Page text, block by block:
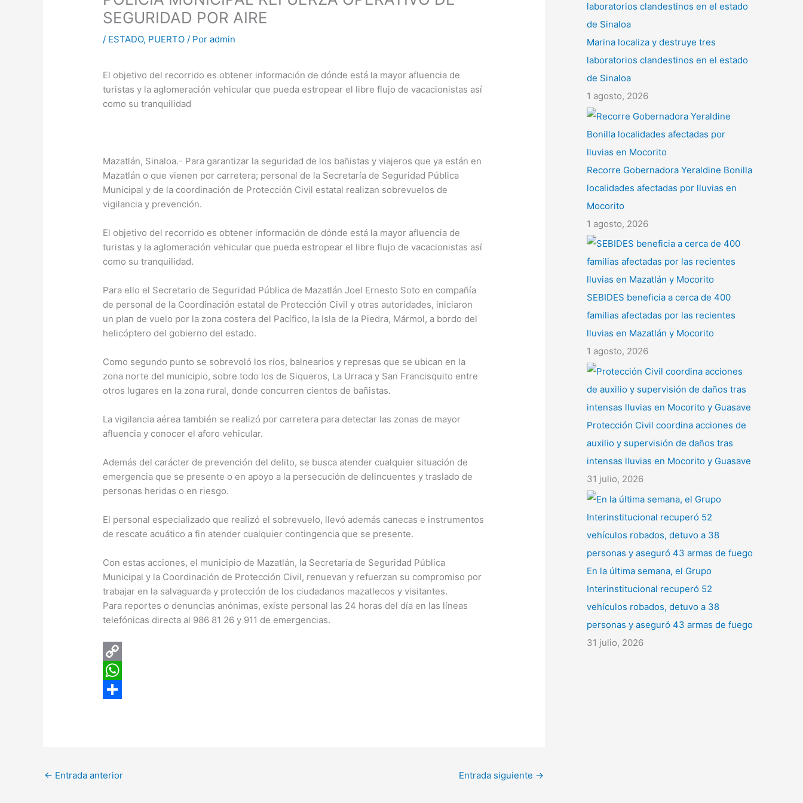
SEGURIDAD POR AIRE
/ ESTADO, PUERTO / Poradmin
El objetivo del recorrido es obtener información de dónde está la mayor afluencia de
turistas y la aglomeración vehicular que pueda estropear el libre flujo de vacacionistas así
como su tranquilidad
Mazatlán, Sinaloa.- Para garantizar la seguridad de los bañistas y viajeros que ya están en
Mazatlán o que vienen por carretera; personal de la Secretaría de Seguridad Pública
Municipal y de la coordinación de Protección Civil estatal realizan sobrevuelos de
vigilancia y prevención.
El objetivo del recorrido es obtener información de dónde está la mayor afluencia de
turistas y la aglomeración vehicular que pueda estropear el libre flujo de vacacionistas así
como su tranquilidad.
Para ello el Secretario de Seguridad Pública de Mazatlán Joel Ernesto Soto en compañía
de personal de la Coordinación estatal de Protección Civil y otras autoridades, iniciaron
un plan de vuelo por la zona costera del Pacífico, la Isla de la Piedra, Mármol, a bordo del
helicóptero del gobierno del estado.
Como segundo punto se sobrevoló los ríos, balnearios y represas que se ubican en la
zona norte del municipio, sobre todo los de Siqueros, La Urraca y San Francisquito entre
otros lugares en la zona rural, donde concurren cientos de bañistas.
La vigilancia aérea también se realizó por carretera para detectar las zonas de mayor
afluencia y conocer el aforo vehicular.
Además del carácter de prevención del delito, se busca atender cualquier situación de
emergencia que se presente o en apoyo a la persecución de delincuentes y traslado de
personas heridas o en riesgo.
El personal especializado que realizó el sobrevuelo, llevó además canecas e instrumentos
de rescate acuático a fin atender cualquier contingencia que se presente.
Con estas acciones, el municipio de Mazatlán, la Secretaría de Seguridad Pública
Municipal y la Coordinación de Protección Civil, renuevan y refuerzan su compromiso por
trabajar en la salvaguarda y protección de los ciudadanos mazatlecos y visitantes.
Para reportes o denuncias anónimas, existe personal las 24 horas del día en las líneas
telefónicas directa al 986 81 26 y 911 de emergencias.
C
oW
← Entrada anterior Entrada siguiente →
Marina localiza y destruye tres
laboratorios clandestinos en el estado
de Sinaloa
1 agosto, 2026
Recorre Gobernadora Yeraldine Bonilla
localidades afectadas por lluvias en
Mocorito
1 agosto, 2026
SEBIDES beneficia a cerca de 400
familias afectadas por las recientes
lluvias en Mazatlán y Mocorito
1 agosto, 2026
Protección Civil coordina acciones de
auxilio y supervisión de daños tras
intensas lluvias en Mocorito y Guasave
31 julio, 2026
En la última semana, el Grupo
Interinstitucional recuperó 52
vehículos robados, detuvo a 38
personas y aseguró 43 armas de fuego
31 julio, 2026